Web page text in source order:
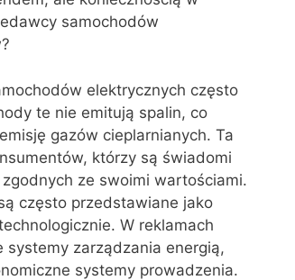
samochodów
elektrycznych często
te nie emitują spalin, co
gazów cieplarnianych. Ta
którzy są świadomi
ze swoimi wartościami.
często przedstawiane jako
W reklamach
zarządzania energią,
systemy prowadzenia.